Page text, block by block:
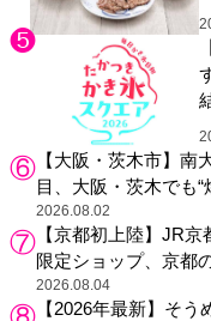
【大阪・茨木市】
目、大阪・茨木でも
2026.08.02
【京都初上陸】JR
限定ショップ、京都
2026.08.04
【2026年最新】そ